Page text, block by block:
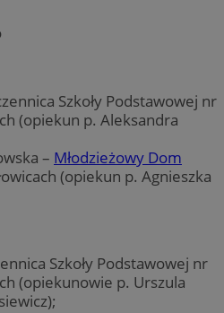
Szkoły Podstawowej nr
(opiekun p. Aleksandra
– Młodzieżowy Dom
(opiekun p. Agnieszka
Szkoły Podstawowej nr
(opiekunowie p. Urszula